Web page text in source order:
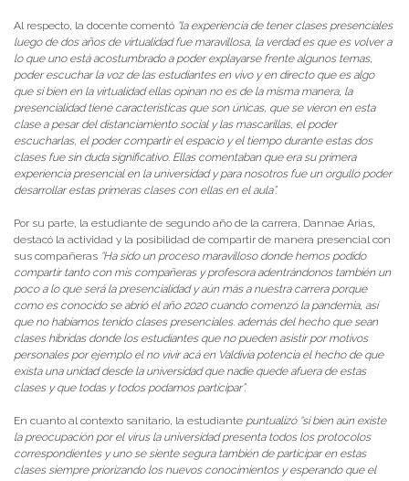
Al respecto, la docente comentó “la experiencia de tener clases presenciales
luego de dos años de virtualidad fue maravillosa, la verdad es que es volver a
lo que uno está acostumbrado a poder explayarse frente algunos temas,
poder escuchar la voz de las estudiantes en vivo y en directo que es algo
que si bien en la virtualidad ellas opinan no es de la misma manera, la
presencialidad tiene características que son únicas, que se vieron en esta
clase a pesar del distanciamiento social y las mascarillas, el poder
escucharlas, el poder compartir el espacio y el tiempo durante estas dos
clases fue sin duda significativo. Ellas comentaban que era su primera
experiencia presencial en la universidad y para nosotros fue un orgullo poder
desarrollar estas primeras clases con ellas en el aula”.
Por su parte, la estudiante de segundo año de la carrera, Dannae Arias,
destacó la actividad y la posibilidad de compartir de manera presencial con
sus compañeras “Ha sido un proceso maravilloso donde hemos podido
compartir tanto con mis compañeras y profesora adentrándonos también un
poco a lo que será la presencialidad y aún más a nuestra carrera porque
como es conocido se abrió el año 2020 cuando comenzó la pandemia, así
que no habíamos tenido clases presenciales. además del hecho que sean
clases hibridas donde los estudiantes que no pueden asistir por motivos
personales por ejemplo el no vivir acá en Valdivia potencia el hecho de que
exista una unidad desde la universidad que nadie quede afuera de estas
clases y que todas y todos podamos participar”.
En cuanto al contexto sanitario, la estudiante puntualizó “si bien aún existe
la preocupación por el virus la universidad presenta todos los protocolos
correspondientes y uno se siente segura también de participar en estas
clases siempre priorizando los nuevos conocimientos y esperando que el